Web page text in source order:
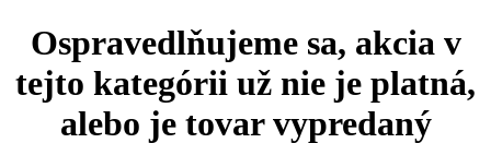
Ospravedlňujeme sa, akcia v
tejto kategórii už nie je platná,
alebo je tovar vypredaný